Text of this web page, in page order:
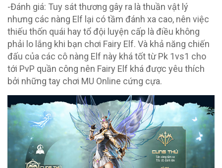
-Đánh giá: Tuy sát thương gây ra là thuần vật lý
nhưng các nàng Elf lại có tầm đánh xa cao, nên việc
thiếu thốn quái hay tổ đội luyện cấp là điều không
phải lo lắng khi bạn chơi Fairy Elf. Và khả năng chiến
đấu của các cô nàng Elf này khá tốt từ Pk 1vs1 cho
tới PvP quần công nên Fairy Elf khá được yêu thích
bởi những tay chơi MU Online cứng cựa.